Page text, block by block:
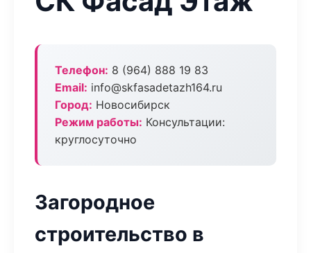
Телефон: 8 (964) 888 19 83
Email: info@skfasadetazh164.ru
Город: Новосибирск
Режим работы: Консультации:
круглосуточно
Загородное
строительство в